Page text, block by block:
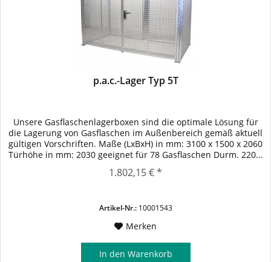
p.a.c.-Lager Typ 5T
Unsere Gasflaschenlagerboxen sind die optimale Lösung für
die Lagerung von Gasflaschen im Außenbereich gemäß aktuell
gültigen Vorschriften. Maße (LxBxH) in mm: 3100 x 1500 x 2060
Türhöhe in mm: 2030 geeignet für 78 Gasflaschen Durm. 220...
1.802,15 € *
Artikel-Nr.:10001543
Merken
In den Warenkorb